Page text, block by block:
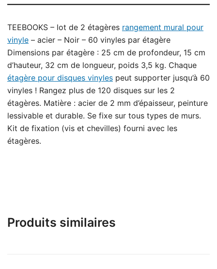
TEEBOOKS – lot de 2 étagères rangement mural pour
vinyle – acier – Noir – 60 vinyles par étagère
Dimensions par étagère : 25 cm de profondeur, 15 cm
d’hauteur, 32 cm de longueur, poids 3,5 kg. Chaque
étagère pour disques vinyles peut supporter jusqu’à 60
vinyles ! Rangez plus de 120 disques sur les 2
étagères. Matière : acier de 2 mm d’épaisseur, peinture
lessivable et durable. Se fixe sur tous types de murs.
Kit de fixation (vis et chevilles) fourni avec les
étagères.
Produits similaires